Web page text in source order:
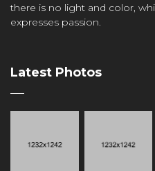
there is no light and color,
expresses passion.
Latest Photos